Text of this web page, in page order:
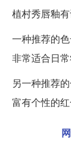
植村秀唇釉
一种推荐的
非常适合日常
另一种推荐
富有个性的红